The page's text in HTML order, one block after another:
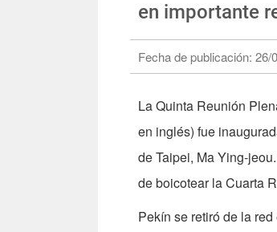
en importante
Fecha de publicación: 26/
La Quinta Reunión
en inglés) fue
de Taipei, Ma Ying-
de boicotear la Cuarta
Pekín se retiró de la